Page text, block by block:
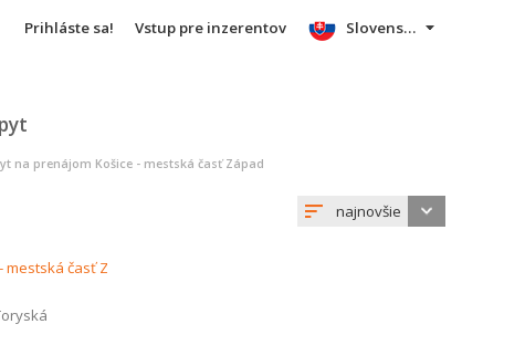
Prihláste sa! Vstup pre inzerentov Slovensky
na prenájom Košice - mestská časť Západ
najnovšie